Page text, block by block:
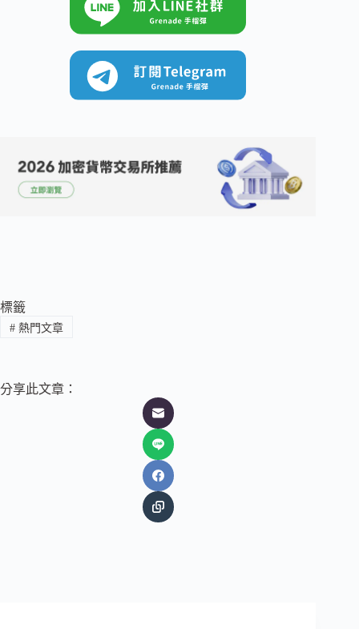
標籤
#熱門文章
分享此文章：